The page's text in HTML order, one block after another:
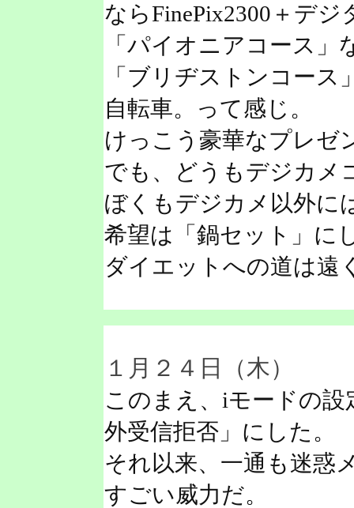
ならFinePix2300＋デ
「パイオニアコース
「ブリヂストンコー
自転車。って感じ。
けっこう豪華なプレゼ
でも、どうもデジカメ
ぼくもデジカメ以外
希望は「鍋セット」に
ダイエットへの道は遠
１月２４日（木）
このまえ、iモードの
外受信拒否」にした。
それ以来、一通も迷惑
すごい威力だ。